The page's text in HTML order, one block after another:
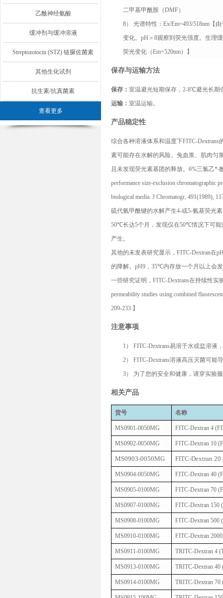
乙酰神经氨酸
缓冲剂与缓冲溶液
Streptozotocin (STZ) 链脲佐菌素
其他生化试剂
抗生素/抗真菌素
查看更多
二甲基甲酰胺（DMF）
8） 光谱特性： Ex/Em=493/518nm 【
变化。 pH ＞ 8观察到荧光强度。生理
荧光变化（Em=520nm）】
保存与运输方法
保存： 室温避光短期保存 ， 2-8℃避光长期
运输： 室温运输。
产品稳定性
综合各种溶液体系和温度下FITC-Dextrans
素可能存在水解的风险。兔血浆、肌肉匀
且未发现荧光素基团的释放。 6%三氯乙*-
performance size-exclusion chromatographic
biological media. J Chromatogr, 491(1989),
硫代氨甲酰键的水解产生4-或5-氨基荧光
50℃长达5个月，发现仅在50℃情况下可
产生。
其他的未发表研究显示， FITC-Dextran在
的降解。 pH9 ， 35℃内存放一个月以上会
一些研究证明， FITC-Dextrans在持续性实
permeability studies using combined
209-233. 】
注意事项
1） FITC-Dextrans易溶于水或盐溶液
2） FITC-Dextrans溶液高压灭菌可能
3） 为了您的安全和健康，请穿实验
相关产品
货号 名称
MS0901-0050MG FITC-Dextran 4
MS0902-0050MG FITC-Dextran 10
MS0903-0050MG FITC-Dextran 20
MS0904-0050MG FITC-Dextran 40
MS0905-0100MG FITC-Dextran 70
MS0907-0100MG FITC-Dextran 150
MS0908-0100MG FITC-Dextran 500
MS0910-0100MG FITC-Dextran
MS0911-0100MG TRITC-Dextran 4
MS0913-0100MG TRITC-Dextran 40
MS0914-0100MG TRITC-Dextran 70